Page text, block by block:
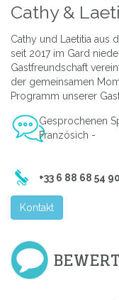
Cathy &
Cathy und Laetitia aus
seit 2017 im Gard
Gastfreundschaft
der gemeinsamen
Programm unserer
Gesprochenen
Französich -
+33 6 88 68 54 90
Kontakt